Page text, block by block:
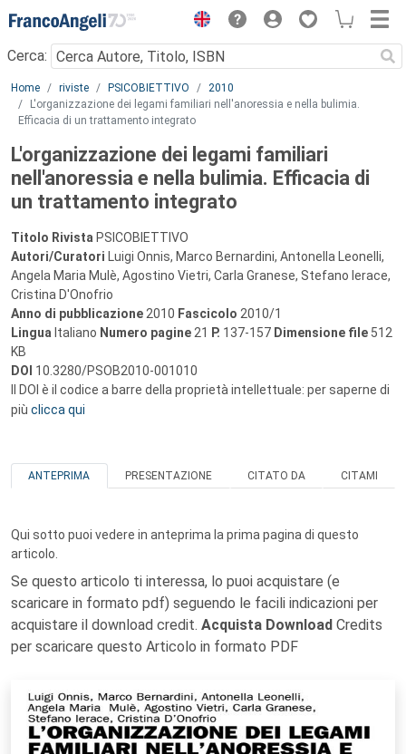
Menu
Cerca:
Main content
Home riviste PSICOBIETTIVO
2010
L'organizzazione dei legami familiari nell'anoressia e nella bulimia.
Efficacia di un trattamento integrato
L'organizzazione dei legami familiari
nell'anoressia e nella bulimia. Efficacia di
un trattamento integrato
Titolo Rivista PSICOBIETTIVO
Autori/Curatori Luigi Onnis, Marco Bernardini, Antonella Leonelli,
Angela Maria Mulè, Agostino Vietri, Carla Granese, Stefano Ierace,
Cristina D'Onofrio
Anno di pubblicazione 2010 Fascicolo 2010/1
Lingua Italiano Numero pagine 21 P. 137-157 Dimensione file 512
KB
DOI 10.3280/PSOB2010-001010
Il DOI è il codice a barre della proprietà intellettuale: per saperne di
più clicca qui
ANTEPRIMA PRESENTAZIONE CITATO DA CITAMI
Qui sotto puoi vedere in anteprima la prima pagina di questo
articolo.
Se questo articolo ti interessa, lo puoi acquistare (e
scaricare in formato pdf) seguendo le facili indicazioni per
acquistare il download credit. Acquista Download Credits
per scaricare questo Articolo in formato PDF